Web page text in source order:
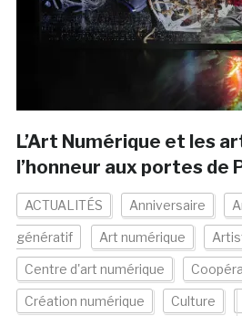
L’Art Numérique et les
l’honneur aux portes de
ACTUALITÉS Anniversaire
génératif Art numérique
Centre d'art numérique
Création numérique Culture